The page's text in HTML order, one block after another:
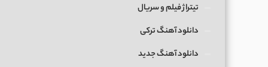
تیتراژ فیلم و سریال
دانلود آهنگ ترکی
دانلود آهنگ جدید